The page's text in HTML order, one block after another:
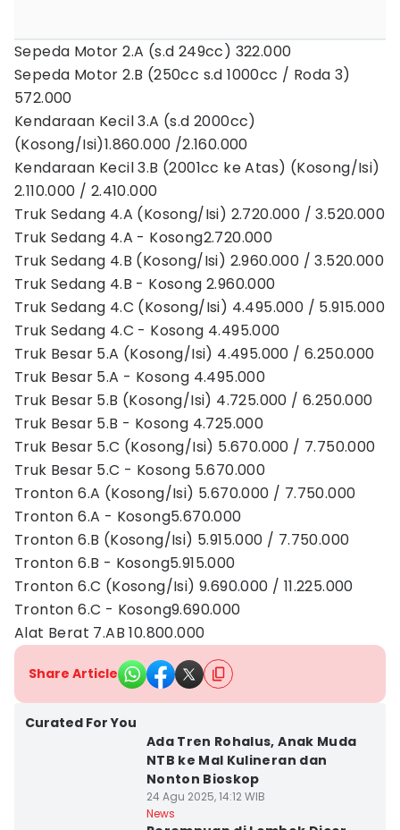
Sepeda Motor 2.A (s.d 249cc) 322.000
Sepeda Motor 2.B (250cc s.d 1000cc / Roda 3)
572.000
Kendaraan Kecil 3.A (s.d 2000cc)
(Kosong/Isi)1.860.000 /2.160.000
Kendaraan Kecil 3.B (2001cc ke Atas) (Kosong/Isi)
2.110.000 / 2.410.000
Truk Sedang 4.A (Kosong/Isi) 2.720.000 / 3.520.000
Truk Sedang 4.A - Kosong2.720.000
Truk Sedang 4.B (Kosong/Isi) 2.960.000 / 3.520.000
Truk Sedang 4.B - Kosong 2.960.000
Truk Sedang 4.C (Kosong/Isi) 4.495.000 / 5.915.000
Truk Sedang 4.C - Kosong 4.495.000
Truk Besar 5.A (Kosong/Isi) 4.495.000 / 6.250.000
Truk Besar 5.A - Kosong 4.495.000
Truk Besar 5.B (Kosong/Isi) 4.725.000 / 6.250.000
Truk Besar 5.B - Kosong 4.725.000
Truk Besar 5.C (Kosong/Isi) 5.670.000 / 7.750.000
Truk Besar 5.C - Kosong 5.670.000
Tronton 6.A (Kosong/Isi) 5.670.000 / 7.750.000
Tronton 6.A - Kosong5.670.000
Tronton 6.B (Kosong/Isi) 5.915.000 / 7.750.000
Tronton 6.B - Kosong5.915.000
Tronton 6.C (Kosong/Isi) 9.690.000 / 11.225.000
Tronton 6.C - Kosong9.690.000
Alat Berat 7.AB 10.800.000
Share Article
Curated For You
Ada Tren Rohalus, Anak Muda
NTB ke Mal Kulineran dan
Nonton Bioskop
24 Agu 2025, 14:12 WIB
News